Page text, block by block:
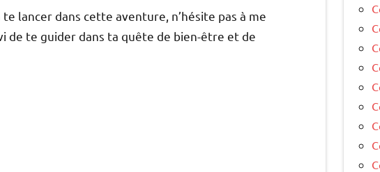
lancer dans cette aventure, n’hésite pas à me
de te guider dans ta quête de bien-être et de